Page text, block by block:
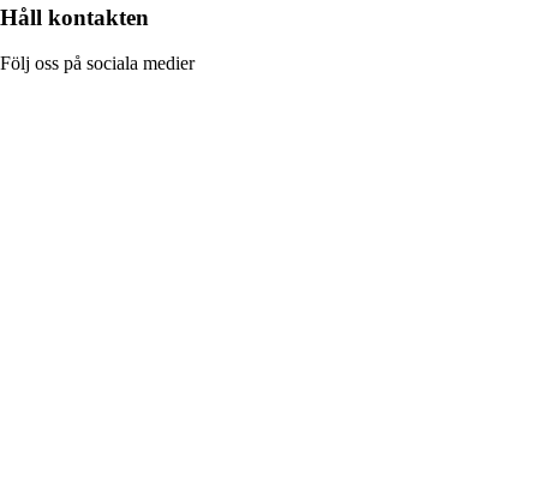
Håll kontakten
Följ oss på sociala medier